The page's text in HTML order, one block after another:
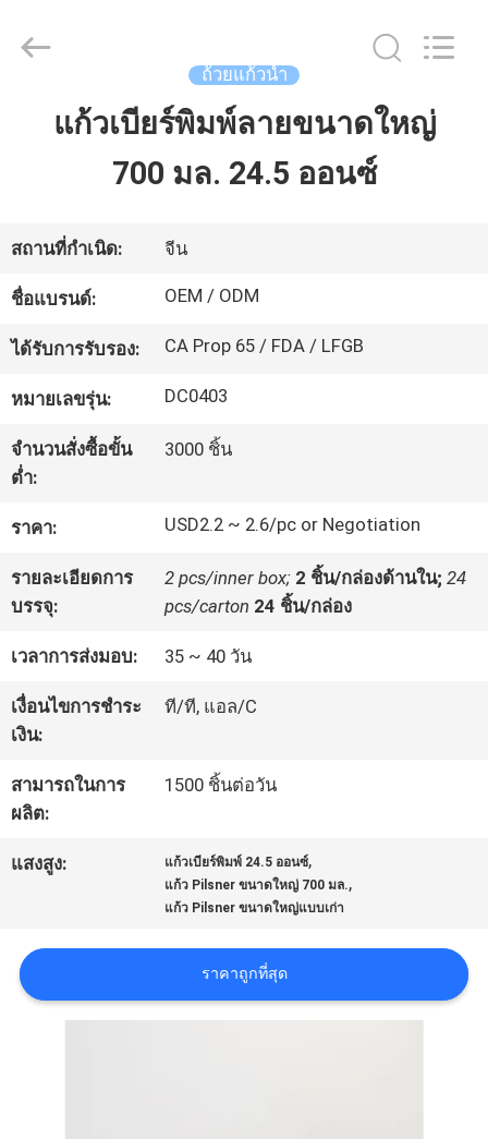
บ้าน
วิดีโอ
เรา
โรงงาน
ควบคุม
คุณภาพ
ติดต่อ
เรา
บล็อก
HOME
PRODUCTS
ถ้วยแก้วน้ำ
แก้วเบียร์พิมพ์ลายขนาดใหญ่
700 มล. 24.5 ออนซ์
สถานที่กำเนิด: จีน
ชื่อแบรนด์: OEM / ODM
ได้รับการรับรอง: CA Prop 65 / FDA / LFGB
หมายเลขรุ่น: DC0403
จำนวนสั่งซื้อขั้น
ต่ำ:
3000 ชิ้น
ราคา: USD2.2 ~ 2.6/pc or Negotiation
รายละเอียดการ
บรรจุ:
2 pcs/inner box; 2 ชิ้น/กล่องด้านใน; 24
pcs/carton 24 ชิ้น/กล่อง
เวลาการส่งมอบ: 35 ~ 40 วัน
เงื่อนไขการชำระ
เงิน:
ที/ที, แอล/C
สามารถในการ
ผลิต:
1500 ชิ้นต่อวัน
แสงสูง: แก้วเบียร์พิมพ์ 24.5 ออนซ์,
แก้ว Pilsner ขนาดใหญ่ 700 มล.,
แก้ว Pilsner ขนาดใหญ่แบบเก่า
ราคาถูกที่สุด